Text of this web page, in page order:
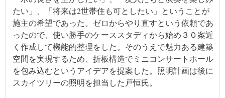
たい」、「将来は2世帯住も可としたい」ということが
施主の希望であった。ゼロからやり直すという依頼であ
ったので、使い勝手のケーススタディから始め３０案近
く作成して機能的整理をした。そのうえで魅力ある建築
空間を実現するため、折板構造でミニコンサートホール
を包み込むというアイデアを提案した。照明計画は後に
スカイツリーの照明を担当した戸恒氏。